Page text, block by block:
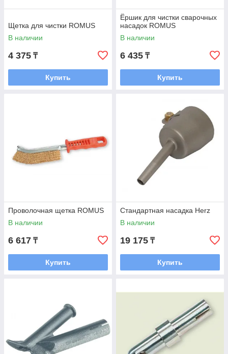
Щетка для чистки ROMUS
В наличии
4 375 ₸
Купить
Ёршик для чистки сварочных
насадок ROMUS
В наличии
6 435 ₸
Купить
Проволочная щетка ROMUS
В наличии
6 617 ₸
Купить
Стандартная насадка Herz
В наличии
19 175 ₸
Купить